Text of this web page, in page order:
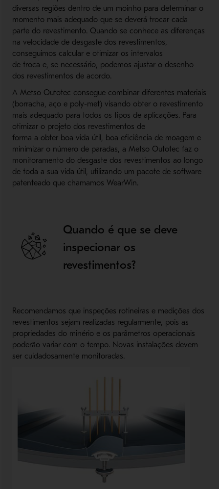
diversas regiões dentro de um moinho para determinar o
momento mais adequado que se deverá trocar cada
parte do revestimento. Quando se conhece as diferenças
na velocidade de desgaste dos revestimentos,
conseguimos calcular e otimizar os intervalos
de troca e, se necessário, podemos ajustar o desenho
dos revestimentos de acordo.
A Metso Outotec consegue combinar diferentes materiais
(borracha, aço e poly-met) visando obter o revestimento
mais adequado para todos os tipos de aplicações. Para
otimizar o projeto dos revestimentos de
forma a obter boa vida útil, boa eﬁciência de moagem e
minimizar o número de paradas, a Metso Outotec faz o
monitoramento do desgaste dos revestimentos ao longo
de toda a sua vida útil, utilizando um pacote de software
patenteado que chamamos WearWin.
Quando é que se deve
inspecionar os
revestimentos?
Recomendamos que inspeções rotineiras e medições dos
revestimentos sejam realizadas regularmente, pois as
propriedades do minério e os parâmetros operacionais
poderão variar com o tempo. Novas instalações devem
ser cuidadosamente monitoradas.